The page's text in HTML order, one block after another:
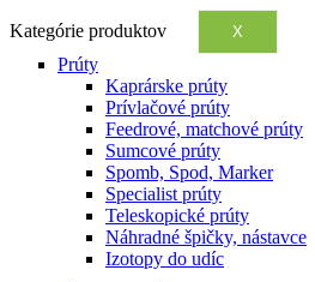
Kategórie produktov X
Prúty
Kaprárske prúty
Prívlačové prúty
Feedrové, matchové prúty
Sumcové prúty
Spomb, Spod, Marker
Specialist prúty
Teleskopické prúty
Náhradné špičky, nástavce
Izotopy do udíc